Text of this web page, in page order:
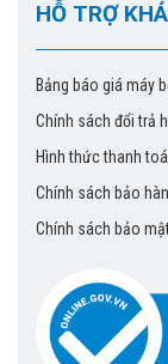
HỖ TRỢ
Bảng báo giá máy
Chính sách đổi trả
Hình thức thanh
Chính sách bảo
Chính sách bảo